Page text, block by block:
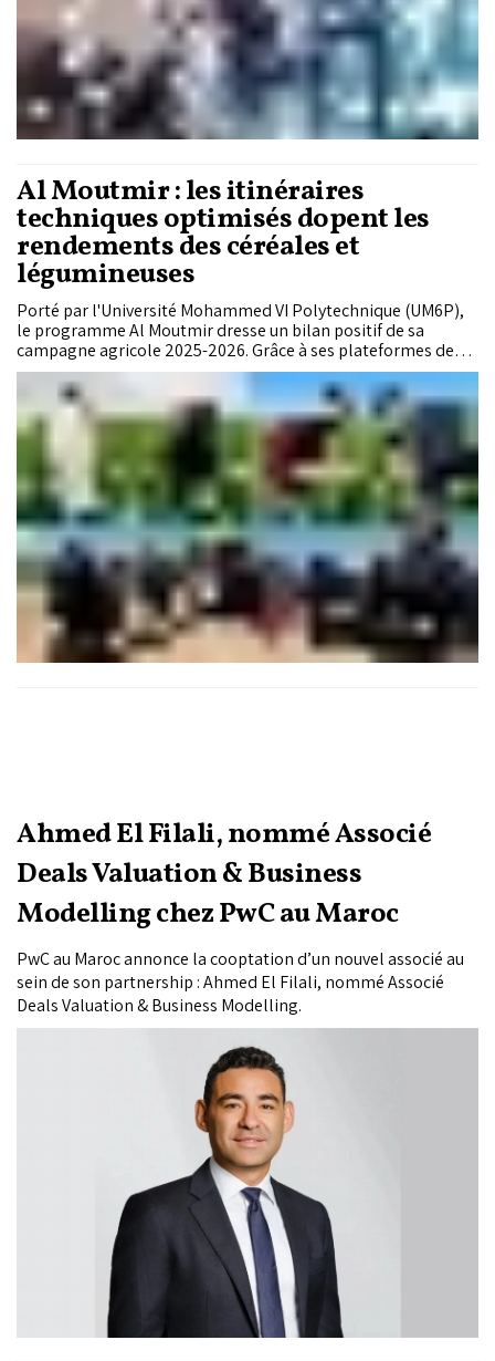
Al Moutmir : les itinéraires
techniques optimisés dopent les
rendements des céréales et
légumineuses
Porté par l'Université Mohammed VI Polytechnique (UM6P),
le programme Al Moutmir dresse un bilan positif de sa
campagne agricole 2025-2026. Grâce à ses plateformes de
démonstration déployées dans 25 provinces, les agriculteurs
ayant adopté des itinéraires techniques optimisés ont
enregistré des gains de rendement pouvant atteindre 26%
pour les céréales et 42% pour les légumineuses, tout en
améliorant la rentabilité de leurs exploitations.
Ahmed El Filali, nommé Associé
Deals Valuation & Business
Modelling chez PwC au Maroc
PwC au Maroc annonce la cooptation d’un nouvel associé au
sein de son partnership : Ahmed El Filali, nommé Associé
Deals Valuation & Business Modelling.